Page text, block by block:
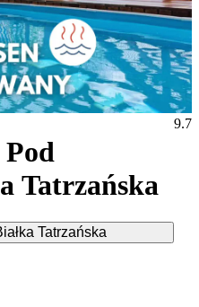
Tatrzańska
Tatrzańska
9.7